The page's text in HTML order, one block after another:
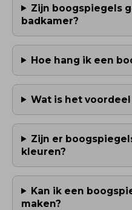
Zijn boogspiegels
badkamer?
Hoe hang ik een
Wat is het
Zijn er
kleuren?
Kan ik een
maken?